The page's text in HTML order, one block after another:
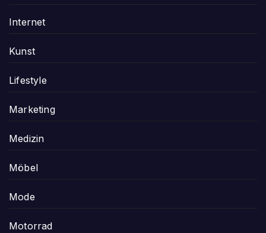
Internet
Kunst
Lifestyle
Marketing
Medizin
Möbel
Mode
Motorrad